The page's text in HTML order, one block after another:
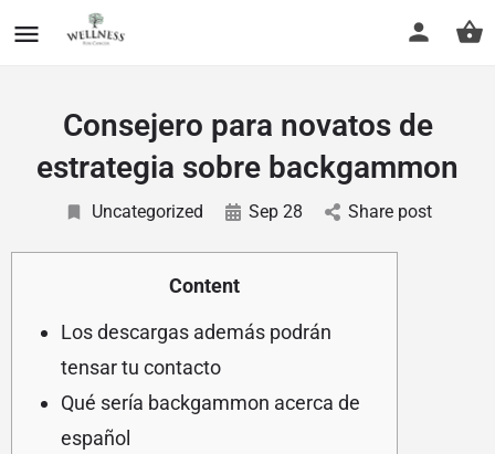
Consejero para novatos de
estrategia sobre backgammon
Uncategorized Sep 28 Share post
Content
Los descargas además podrán
tensar tu contacto
Qué serí­a backgammon acerca de
español